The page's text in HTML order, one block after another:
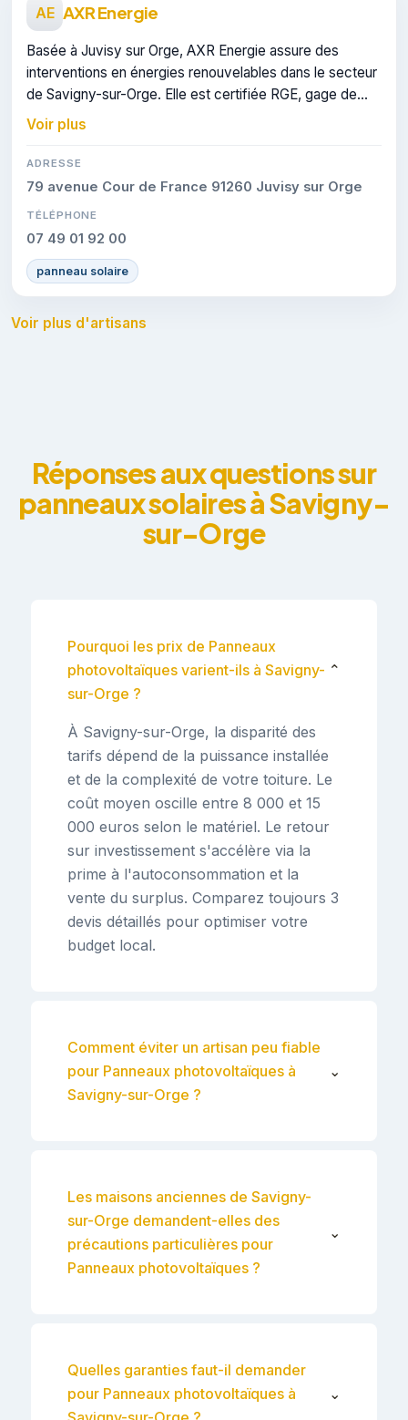
AE AXR Energie
Basée à Juvisy sur Orge, AXR Energie assure des
interventions en énergies renouvelables dans le secteur
de Savigny-sur-Orge. Elle est certifiée RGE, gage de
conformité sur les interventions réalisées.
Voir plus
ADRESSE
79 avenue Cour de France 91260 Juvisy sur Orge
TÉLÉPHONE
07 49 01 92 00
panneau solaire
Voir plus d'artisans
Réponses aux questions sur
panneaux solaires à Savigny-
sur-Orge
Pourquoi les prix de Panneaux
photovoltaïques varient-ils à Savigny-
sur-Orge ?
⌄
À Savigny-sur-Orge, la disparité des
tarifs dépend de la puissance installée
et de la complexité de votre toiture. Le
coût moyen oscille entre 8 000 et 15
000 euros selon le matériel. Le retour
sur investissement s'accélère via la
prime à l'autoconsommation et la
vente du surplus. Comparez toujours 3
devis détaillés pour optimiser votre
budget local.
Comment éviter un artisan peu fiable
pour Panneaux photovoltaïques à
Savigny-sur-Orge ?
⌄
Les maisons anciennes de Savigny-
sur-Orge demandent-elles des
précautions particulières pour
Panneaux photovoltaïques ?
⌄
Quelles garanties faut-il demander
pour Panneaux photovoltaïques à
⌄